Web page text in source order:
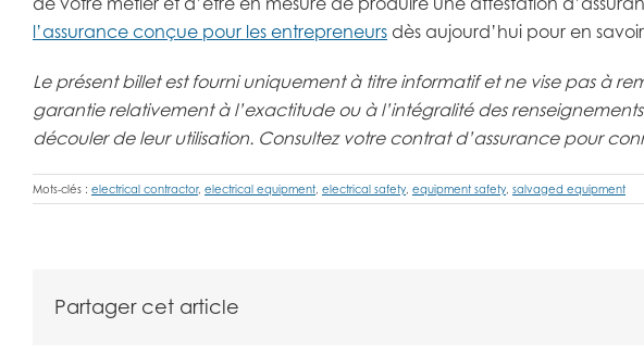
l’assurance conçue pour les entrepreneurs dès aujourd’hui pour en
Le présent billet est fourni uniquement à titre informatif et ne vise pas à
garantie relativement à l’exactitude ou à l’intégralité des
découler de leur utilisation. Consultez votre contrat d’assurance pour
Mots-clés : electrical contractor, electrical equipment, electrical safety, equipment safety, salvaged equipment
Partager cet article